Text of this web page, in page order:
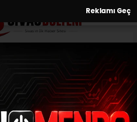
Reklamı Geç
Tarih
Türbesi
Ediyor
SANAT-TARIH
Güncelleme: 09.06.2026 - 20:35